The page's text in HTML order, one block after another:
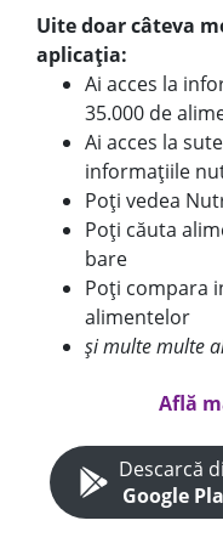
Uite doar câteva
aplicația:
Ai acces la
35.000 de
Ai acces la
informațiile
Poți vedea
Poți căuta
bare
Poți compara
alimentelor
și multe multe
Află
Descarcă
Google